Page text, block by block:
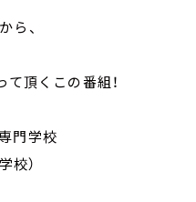
ら、
て頂くこの番組！
門学校
校）